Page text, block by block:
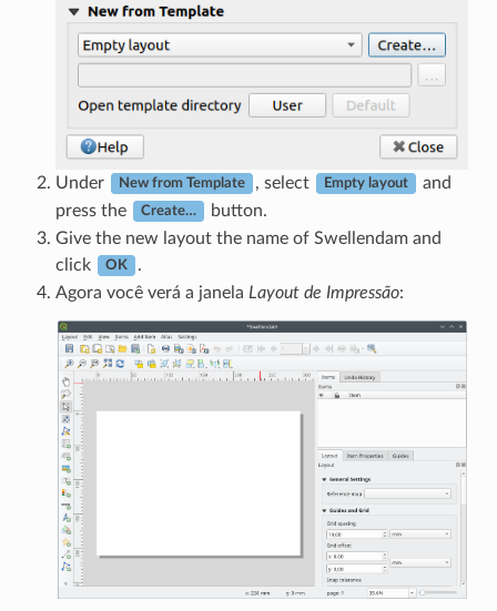
Under New from Template , select Empty layout
and
press the
Create…
button.
Give the new layout the name of Swellendam and
click
OK
.
Agora você verá a janela Layout de Impressão: